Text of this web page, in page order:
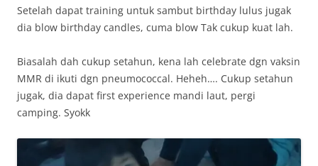
Setelah dapat training untuk sambut birthday lulus jugak
dia blow birthday candles, cuma blow Tak cukup kuat lah.
Biasalah dah cukup setahun, kena lah celebrate dgn vaksin
MMR di ikuti dgn pneumococcal. Heheh…. Cukup setahun
jugak, dia dapat first experience mandi laut, pergi
camping. Syokk